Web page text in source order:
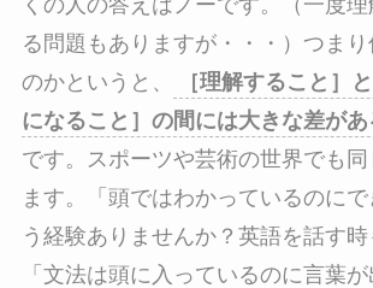
る問題もありますが・・・）つま
のかというと、
［理解すること］
になること］の間には大きな差があ
です。スポーツや芸術の世界でも同
ます。「頭ではわかっているのに
う経験ありませんか？英語を話す時
「文法は頭に入っているのに言葉が